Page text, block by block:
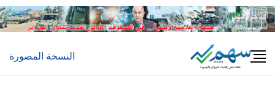
النسخة المصورة